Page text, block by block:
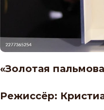
«Золотая
Режиссёр: